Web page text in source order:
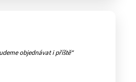
objednávat i příště